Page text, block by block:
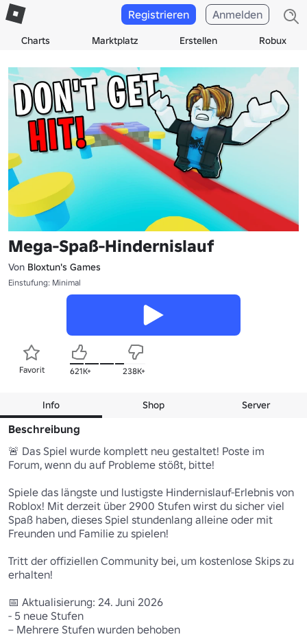
Charts Marktplatz Erstellen Robux
Registrieren Anmelden
Mega-Spaß-Hindernislauf
Von Bloxtun's Games
Einstufung: Minimal
Favorit 621K+ 238K+
Info Shop Server
Beschreibung
🚨 Das Spiel wurde komplett neu gestaltet! Poste im
Forum, wenn du auf Probleme stößt, bitte!
Spiele das längste und lustigste Hindernislauf-Erlebnis von
Roblox! Mit derzeit über 2900 Stufen wirst du sicher viel
Spaß haben, dieses Spiel stundenlang alleine oder mit
Freunden und Familie zu spielen!
Tritt der offiziellen Community bei, um kostenlose Skips zu
erhalten!
📅 Aktualisierung: 24. Juni 2026
- 5 neue Stufen
– Mehrere Stufen wurden behoben